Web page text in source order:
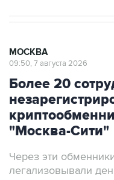
МОСКВА
09:50, 7 августа 2026
Более 20
"Москва-Сити"
Через эти
легализовывали